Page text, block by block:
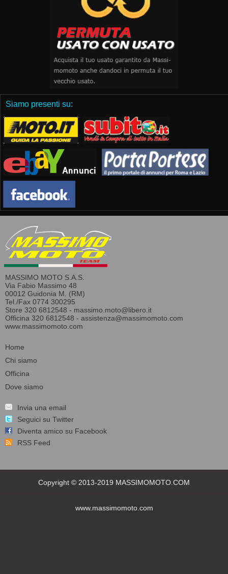
Siamo presenti su:
MASSIMO MOTO S.A.S.
Via Fabio Massimo 48
00012 Guidonia M. (RM)
Tel./Fax 0774 300295
Store 320 6812548 - massimo.moto@libero.it
Officina 320 6812548 - assistenza@massimomoto.com
www.massimomoto.com
Home
Chi siamo
Officina
Dove siamo
Invia una email
Seguici su Twitter
Diventa amico su Facebook
RSS Feed
Copyright © 2013-2019 MASSIMOMOTO.COM
www.massimomoto.com